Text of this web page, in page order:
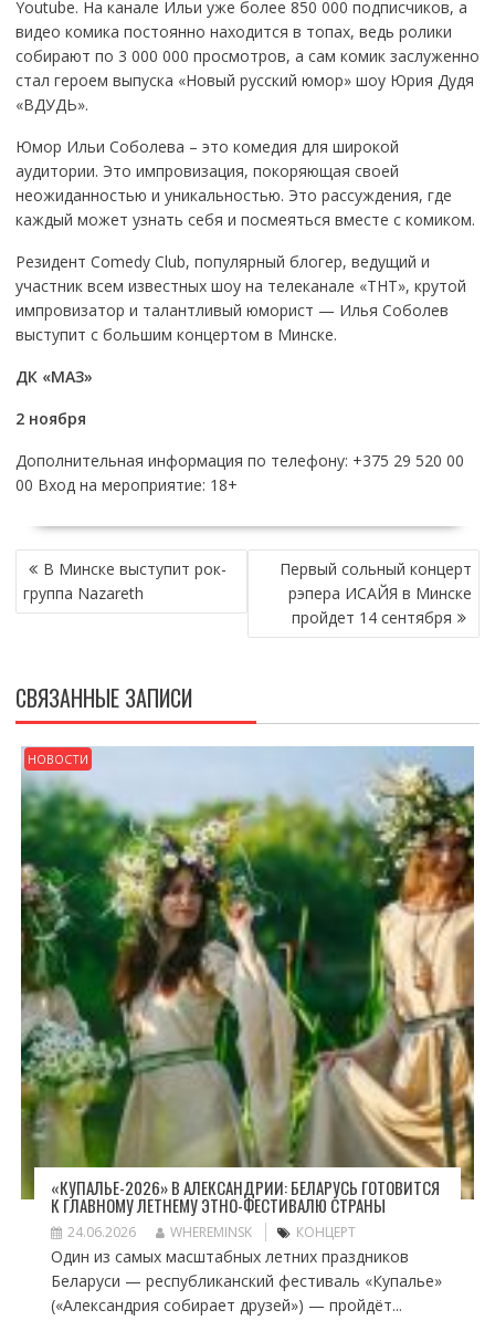
Youtube. На канале Ильи уже более 850 000 подписчиков, а
видео комика постоянно находится в топах, ведь ролики
собирают по 3 000 000 просмотров, а сам комик заслуженно
стал героем выпуска «Новый русский юмор» шоу Юрия Дудя
«ВДУДЬ».
Юмор Ильи Соболева – это комедия для широкой
аудитории. Это импровизация, покоряющая своей
неожиданностью и уникальностью. Это рассуждения, где
каждый может узнать себя и посмеяться вместе с комиком.
Резидент Comedy Club, популярный блогер, ведущий и
участник всем известных шоу на телеканале «ТНТ», крутой
импровизатор и талантливый юморист — Илья Соболев
выступит с большим концертом в Минске.
ДК «МАЗ»
2 ноября
Дополнительная информация по телефону: +375 29 520 00
00 Вход на мероприятие: 18+
НАВИГАЦИЯ
ПО
ЗАПИСЯМ
В Минске выступит рок-
группа Nazareth
Первый сольный концерт
рэпера ИСАЙЯ в Минске
пройдет 14 сентября
СВЯЗАННЫЕ ЗАПИСИ
НОВОСТИ
«КУПАЛЬЕ-2026» В АЛЕКСАНДРИИ: БЕЛАРУСЬ ГОТОВИТСЯ
К ГЛАВНОМУ ЛЕТНЕМУ ЭТНО-ФЕСТИВАЛЮ СТРАНЫ
24.06.2026 WHEREMINSK КОНЦЕРТ
Один из самых масштабных летних праздников
Беларуси — республиканский фестиваль «Купалье»
(«Александрия собирает друзей») — пройдёт...